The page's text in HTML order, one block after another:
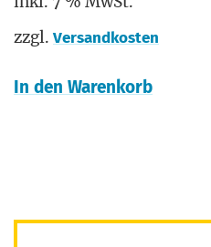
zzgl. Versandkosten
In den Warenkorb